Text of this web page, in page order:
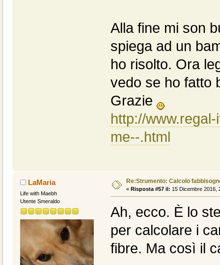
Alla fine mi son
spiega ad un
ho risolto. Ora
vedo se ho fatto
Grazie
http://
me--.html
LaMaria
Life with Maebh
Utente Smeraldo
Re:Strumento: Calcolo
« Risposta #57 il: 15 Dicembre 2016,
Ah, ecco. È lo
per calcolare i
fibre. Ma così il